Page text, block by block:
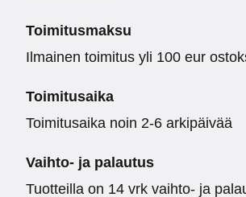
Toimitusmaksu
Ilmainen toimitus yli 100 eur
Toimitusaika
Toimitusaika noin 2-6 arkipäivää
Vaihto- ja palautus
Tuotteilla on 14 vrk vaihto- ja